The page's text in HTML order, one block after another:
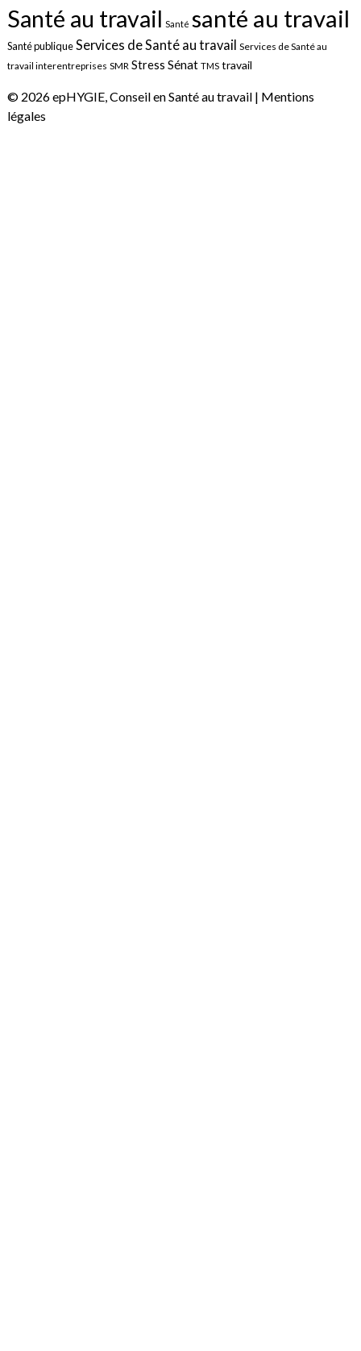
Santé au travail Santé santé au travail
Santé publique Services de Santé au travail Services de Santé au
travail interentreprises SMR Stress Sénat TMS travail
© 2026 epHYGIE, Conseil en Santé au travail | Mentions
légales